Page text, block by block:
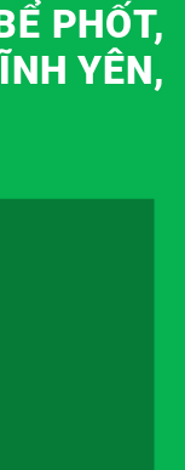
PHỐT,
YÊN,